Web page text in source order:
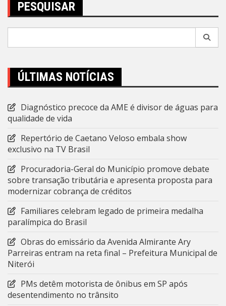
PESQUISAR
ÚLTIMAS NOTÍCIAS
Diagnóstico precoce da AME é divisor de águas para
qualidade de vida
Repertório de Caetano Veloso embala show
exclusivo na TV Brasil
Procuradoria-Geral do Município promove debate
sobre transação tributária e apresenta proposta para
modernizar cobrança de créditos
Familiares celebram legado de primeira medalha
paralímpica do Brasil
Obras do emissário da Avenida Almirante Ary
Parreiras entram na reta final – Prefeitura Municipal de
Niterói
PMs detêm motorista de ônibus em SP após
desentendimento no trânsito